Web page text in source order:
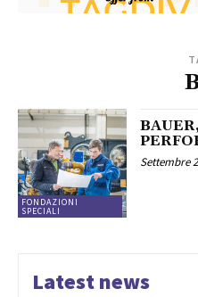
FONDAZIONI
SPECIALI
Settembre
Latest news